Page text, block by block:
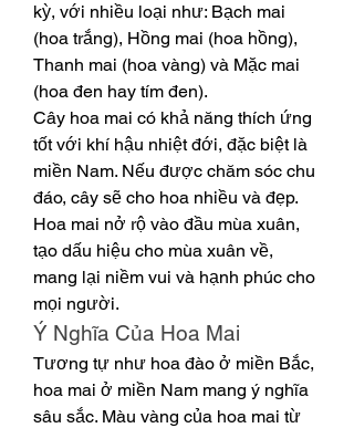
kỳ, với nhiều loại như: Bạch mai
(hoa trắng), Hồng mai (hoa hồng),
Thanh mai (hoa vàng) và Mặc mai
(hoa đen hay tím đen).
Cây hoa mai có khả năng thích ứng
tốt với khí hậu nhiệt đới, đặc biệt là
miền Nam. Nếu được chăm sóc chu
đáo, cây sẽ cho hoa nhiều và đẹp.
Hoa mai nở rộ vào đầu mùa xuân,
tạo dấu hiệu cho mùa xuân về,
mang lại niềm vui và hạnh phúc cho
mọi người.
Ý Nghĩa Của Hoa Mai
Tương tự như hoa đào ở miền Bắc,
hoa mai ở miền Nam mang ý nghĩa
sâu sắc. Màu vàng của hoa mai từ